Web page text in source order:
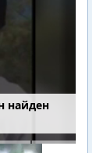
найден